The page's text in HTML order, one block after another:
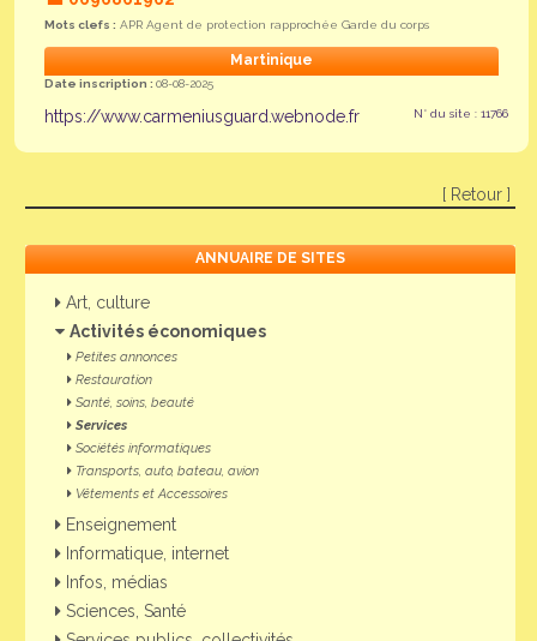
Mots clefs : APR Agent de protection rapprochée Garde du corps
Martinique
Date inscription : 08-08-2025
N° du site : 11766
https://www.carmeniusguard.webnode.fr
[ Retour ]
ANNUAIRE DE SITES
Art, culture
Activités économiques
Petites annonces
Restauration
Santé, soins, beauté
Services
Sociétés informatiques
Transports, auto, bateau, avion
Vêtements et Accessoires
Enseignement
Informatique, internet
Infos, médias
Sciences, Santé